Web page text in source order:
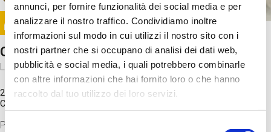
annunci, per fornire funzionalità dei social media e per
analizzare il nostro traffico. Condividiamo inoltre
informazioni sul modo in cui utilizzi il nostro sito con i
nostri partner che si occupano di analisi dei dati web,
pubblicità e social media, i quali potrebbero combinarle
con altre informazioni che hai fornito loro o che hanno
raccolto dal tuo utilizzo dei loro servizi.
Selezione
Image
SUNDAY@STEP
Come funziona il cervello?
Laboratorio
20 Set 2026 / 11:15 - 13:00
Costo
Proveremo a costruire un cervello in cartoncino cercando di